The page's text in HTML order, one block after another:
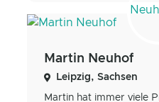
Martin Neuhof
Leipzig, Sachsen
Martin hat immer viele